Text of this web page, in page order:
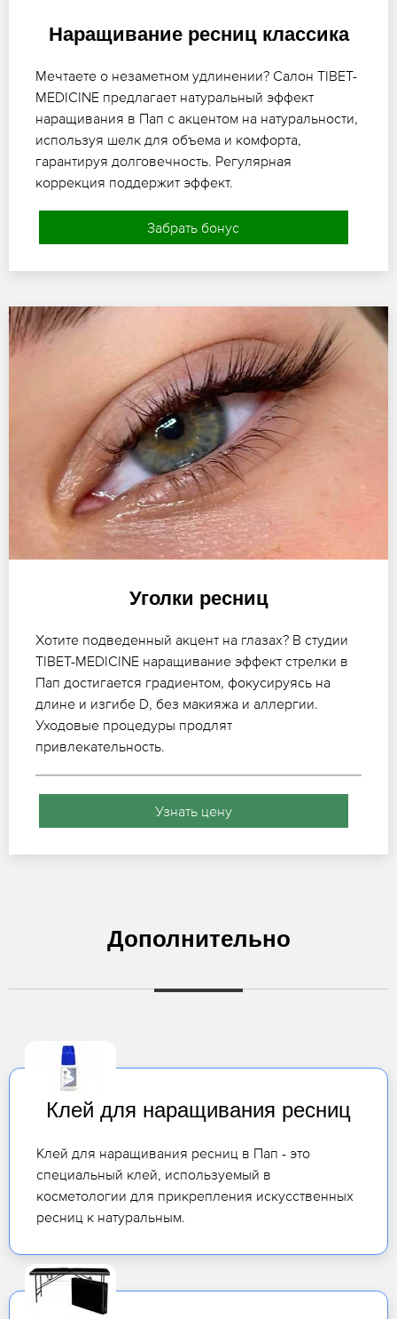
Наращивание ресниц классика
Мечтаете о незаметном удлинении? Салон TIBET-
MEDICINE предлагает натуральный эффект
наращивания в Пап с акцентом на натуральности,
используя шелк для объема и комфорта,
гарантируя долговечность. Регулярная
коррекция поддержит эффект.
Забрать бонус
Уголки ресниц
Хотите подведенный акцент на глазах? В студии
TIBET-MEDICINE наращивание эффект стрелки в
Пап достигается градиентом, фокусируясь на
длине и изгибе D, без макияжа и аллергии.
Уходовые процедуры продлят
привлекательность.
Узнать цену
Дополнительно
Клей для наращивания ресниц
Клей для наращивания ресниц в Пап - это
специальный клей, используемый в
косметологии для прикрепления искусственных
ресниц к натуральным.